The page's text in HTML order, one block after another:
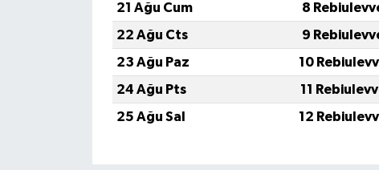
21 Ağu Cum
8
22 Ağu Cts
9
23 Ağu Paz
10
24 Ağu Pts
11
25 Ağu Sal
12